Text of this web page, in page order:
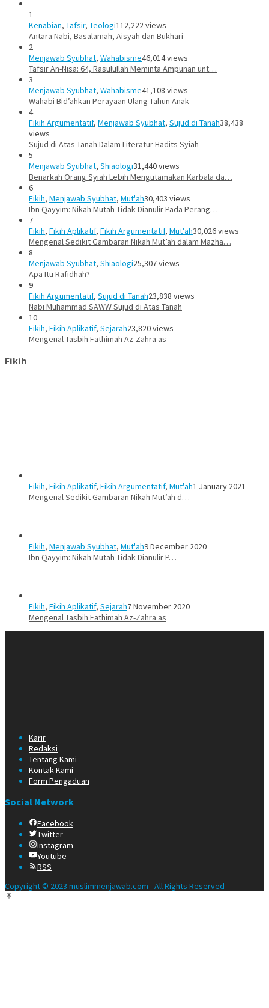
1
Kenabian, Tafsir, Teologi112,222 views
Antara Nabi, Basalamah, Aisyah dan Bukhari
2
Menjawab Syubhat, Wahabisme46,014 views
Tafsir An-Nisa: 64, Rasulullah Meminta Ampunan unt…
3
Menjawab Syubhat, Wahabisme41,108 views
Wahabi Bid’ahkan Perayaan Ulang Tahun Anak
4
Fikih Argumentatif, Menjawab Syubhat, Sujud di Tanah38,438
views
Sujud di Atas Tanah Dalam Literatur Hadits Syiah
5
Menjawab Syubhat, Shiaologi31,440 views
Benarkah Orang Syiah Lebih Mengutamakan Karbala da…
6
Fikih, Menjawab Syubhat, Mut'ah30,403 views
Ibn Qayyim: Nikah Mutah Tidak Dianulir Pada Perang…
7
Fikih, Fikih Aplikatif, Fikih Argumentatif, Mut'ah30,026 views
Mengenal Sedikit Gambaran Nikah Mut’ah dalam Mazha…
8
Menjawab Syubhat, Shiaologi25,307 views
Apa Itu Rafidhah?
9
Fikih Argumentatif, Sujud di Tanah23,838 views
Nabi Muhammad SAWW Sujud di Atas Tanah
10
Fikih, Fikih Aplikatif, Sejarah23,820 views
Mengenal Tasbih Fathimah Az-Zahra as
Fikih
Fikih, Fikih Aplikatif, Fikih Argumentatif, Mut'ah1 January 2021
Mengenal Sedikit Gambaran Nikah Mut’ah d…
Fikih, Menjawab Syubhat, Mut'ah9 December 2020
Ibn Qayyim: Nikah Mutah Tidak Dianulir P…
Fikih, Fikih Aplikatif, Sejarah7 November 2020
Mengenal Tasbih Fathimah Az-Zahra as
Karir
Redaksi
Tentang Kami
Kontak Kami
Form Pengaduan
Social Network
Facebook
Twitter
Instagram
Youtube
RSS
Copyright © 2023 muslimmenjawab.com - All Rights Reserved